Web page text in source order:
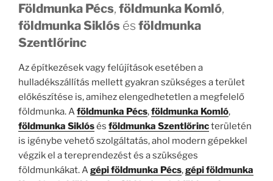
Földmunka Pécs, földmunka Komló,
földmunka Siklós és földmunka
Szentlőrinc
Az építkezések vagy felújítások esetében a
hulladékszállítás mellett gyakran szükséges a terület
előkészítése is, amihez elengedhetetlen a megfelelő
földmunka. Aföldmunka Pécs,földmunka Komló,
földmunka Siklósés földmunka Szentlőrincterületén
is igénybe vehető szolgáltatás, ahol modern gépekkel
végzik el a tereprendezést és a szükséges
földmunkákat. Agépi földmunka Pécs,gépi földmunka